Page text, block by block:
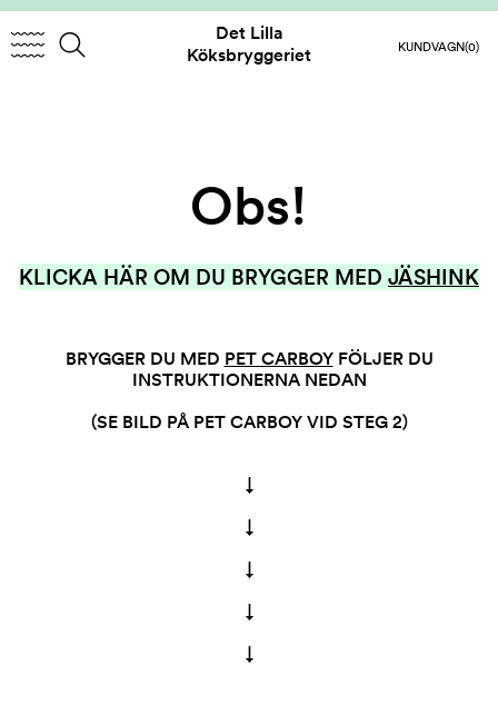
Det Lilla
Köksbryggeriet
KUNDVAGN(0)
Obs!
KLICKA HÄR OM DU BRYGGER MED JÄSHINK
BRYGGER DU MED PET CARBOYFÖLJER DU
INSTRUKTIONERNA NEDAN
(SE BILD PÅ PET CARBOY VID STEG 2)
↓
↓
↓
↓
↓